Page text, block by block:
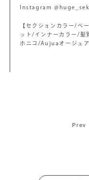
Instagram
【セクションカラー/ペ
ット/インナーカラー/髪
ホニコ/Aujuaオージュ
Prev